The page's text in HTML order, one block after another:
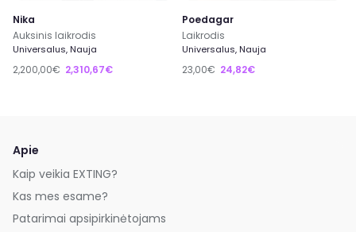
Nika
Auksinis laikrodis
Universalus, Nauja
2,200,00€ 2,310,67€
Poedagar
Laikrodis
Universalus, Nauja
23,00€ 24,82€
Apie
Kaip veikia EXTING?
Kas mes esame?
Patarimai apsipirkinėtojams